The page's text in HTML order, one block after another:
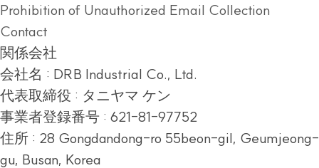
Prohibition of Unauthorized Email Collection
Contact
関係会社
会社名 : DRB Industrial Co., Ltd.
代表取締役 : タニヤマ ケン
事業者登録番号 : 621-81-97752
住所 : 28 Gongdandong-ro 55beon-gil, Geumjeong-
gu, Busan, Korea